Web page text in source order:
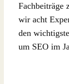
Fachbeiträge
wir acht
den
um SEO im